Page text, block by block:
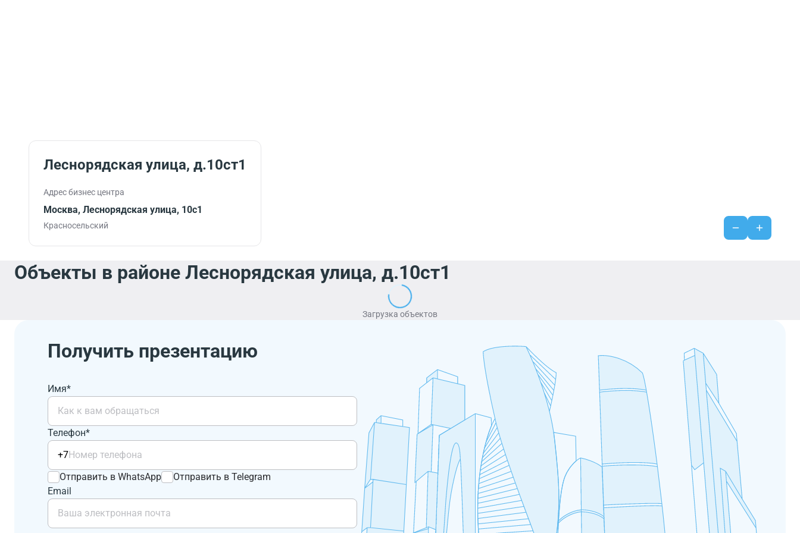
Леснорядская улица, д.10ст1
Адрес бизнес центра
Москва, Леснорядская улица, 10с1
Красносельский
Объекты в районе Леснорядская улица, д.10ст1
Загрузка объектов
Получить презентацию
Имя*
Телефон*
+7
Отправить в WhatsApp
Отправить в Telegram
Email